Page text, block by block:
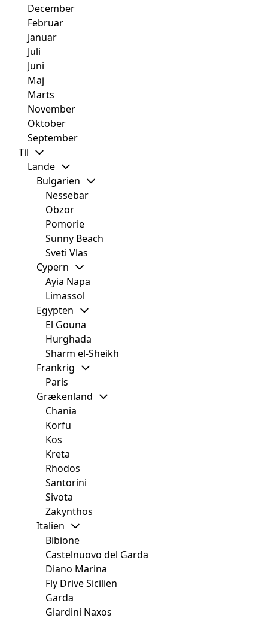
December
Februar
Januar
Juli
Juni
Maj
Marts
November
Oktober
September
Til
Lande
Bulgarien
Nessebar
Obzor
Pomorie
Sunny Beach
Sveti Vlas
Cypern
Ayia Napa
Limassol
Egypten
El Gouna
Hurghada
Sharm el-Sheikh
Frankrig
Paris
Grækenland
Chania
Korfu
Kos
Kreta
Rhodos
Santorini
Sivota
Zakynthos
Italien
Bibione
Castelnuovo del Garda
Diano Marina
Fly Drive Sicilien
Garda
Giardini Naxos